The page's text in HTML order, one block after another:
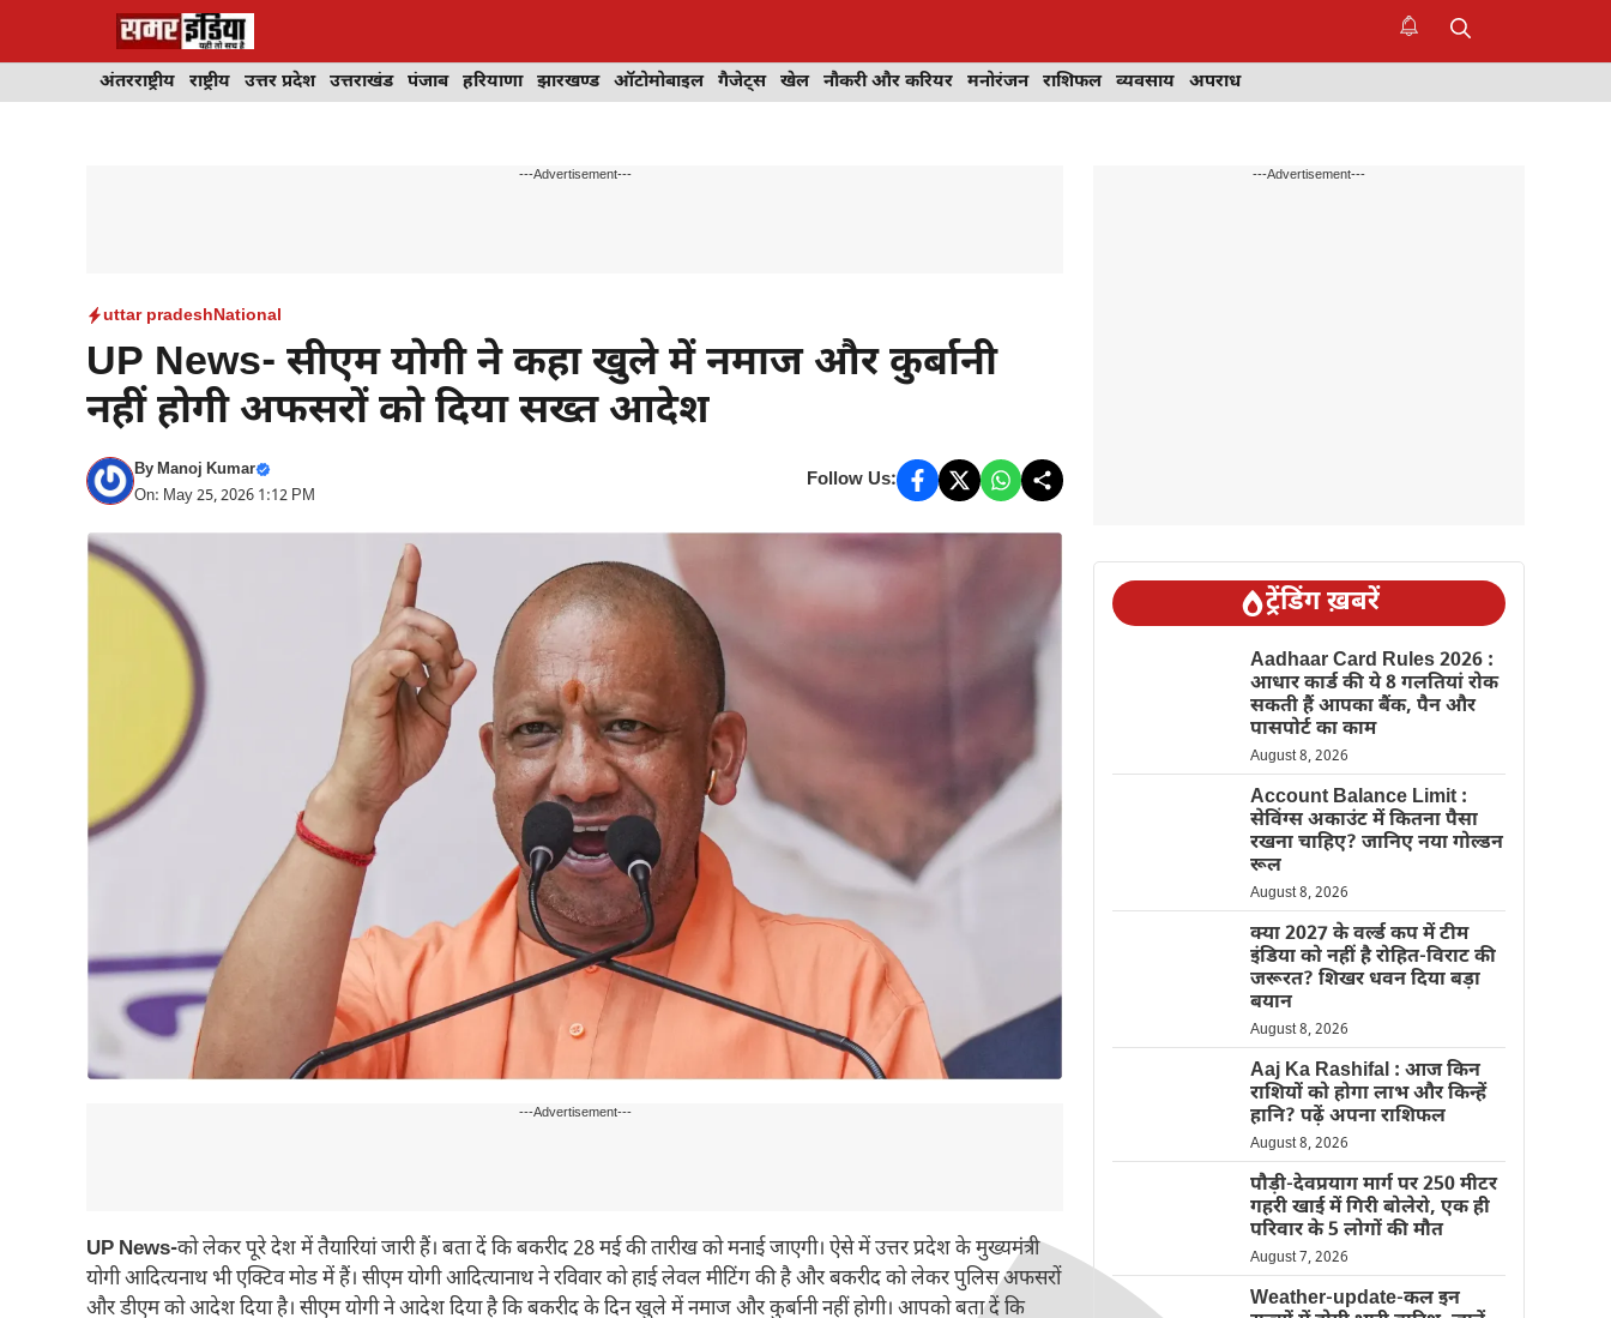
अंतरराष्ट्रीय राष्ट्रीय उत्तर प्रदेश उत्तराखंड पंजाब हरियाणा झारखण्ड ऑटोमोबाइल गैजेट्स खेल नौकरी और करियर मनोरंजन राशिफल व्यवसाय अपराध
---Advertisement---
uttar pradeshNational
UP News- सीएम योगी ने कहा खुले में नमाज और कुर्बानी
नहीं होगी अफसरों को दिया सख्त आदेश
ByManoj Kumar
On: May 25, 2026 1:12 PM
Follow Us:
---Advertisement---
UP News-को लेकर पूरे देश में तैयारियां जारी हैं। बता दें कि बकरीद 28 मई की तारीख को मनाई जाएगी। ऐसे में उत्तर प्रदेश के मुख्यमंत्री
योगी आदित्यनाथ भी एक्टिव मोड में हैं। सीएम योगी आदित्यानाथ ने रविवार को हाई लेवल मीटिंग की है और बकरीद को लेकर पुलिस अफसरों
और डीएम को आदेश दिया है। सीएम योगी ने आदेश दिया है कि बकरीद के दिन खुले में नमाज और कुर्बानी नहीं होगी। आपको बता दें कि
---Advertisement---
ट्रेंडिंग ख़बरें
Aadhaar Card Rules 2026 :
आधार कार्ड की ये 8 गलतियां रोक
सकती हैं आपका बैंक, पैन और
पासपोर्ट का काम
August 8, 2026
Account Balance Limit :
सेविंग्स अकाउंट में कितना पैसा
रखना चाहिए? जानिए नया गोल्डन
रूल
August 8, 2026
क्या 2027 के वर्ल्ड कप में टीम
इंडिया को नहीं है रोहित-विराट की
जरूरत? शिखर धवन दिया बड़ा
बयान
August 8, 2026
Aaj Ka Rashifal : आज किन
राशियों को होगा लाभ और किन्हें
हानि? पढ़ें अपना राशिफल
August 8, 2026
पौड़ी-देवप्रयाग मार्ग पर 250 मीटर
गहरी खाई में गिरी बोलेरो, एक ही
परिवार के 5 लोगों की मौत
August 7, 2026
Weather-update-कल इन